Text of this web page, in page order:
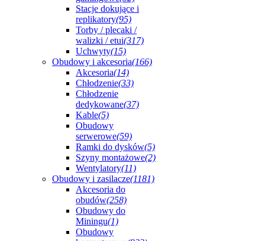
Stacje dokujące i
replikatory(95)
Torby / plecaki /
walizki / etui(317)
Uchwyty(15)
Obudowy i akcesoria(166)
Akcesoria(14)
Chłodzenie(33)
Chłodzenie
dedykowane(37)
Kable(5)
Obudowy
serwerowe(59)
Ramki do dysków(5)
Szyny montażowe(2)
Wentylatory(11)
Obudowy i zasilacze(1181)
Akcesoria do
obudów(258)
Obudowy do
Miningu(1)
Obudowy